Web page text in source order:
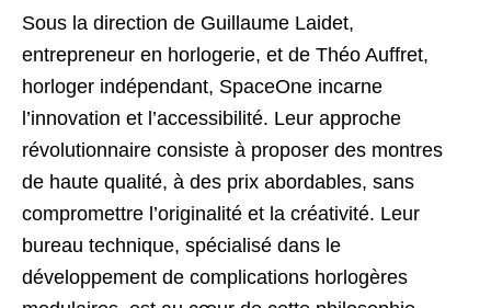
Sous la direction de Guillaume Laidet,
entrepreneur en horlogerie, et de Théo Auffret,
horloger indépendant, SpaceOne incarne
l’innovation et l’accessibilité. Leur approche
révolutionnaire consiste à proposer des montres
de haute qualité, à des prix abordables, sans
compromettre l’originalité et la créativité. Leur
bureau technique, spécialisé dans le
développement de complications horlogères